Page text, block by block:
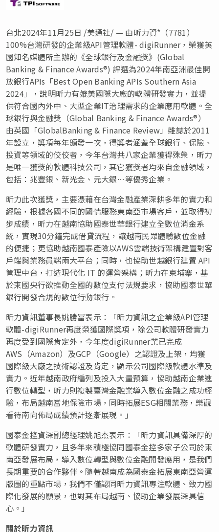
台北2024年11月25日 /美通社/ — 由昕力資*（7781）
100%台灣研發的企業級API管理軟體- digiRunner，榮獲英
國知名媒體所主辦的《全球銀行及金融獎》(Global
Banking & Finance Awards®) 評選為2024年南亞洲最佳開
放銀行APIs「Best Open Banking APIs Southern Asia
2024」，說明昕力有媲美國際大廠的軟體研發實力，並提
供符合國內外中、大型企業IT治理需求的企業應用軟體。全
球銀行與金融獎（Global Banking & Finance Awards®）
由英國「GlobalBanking & Finance Review」雜誌於2011
年設立，獎項每年頒發一次，得獎者涵蓋全球銀行、保險、
投資等領域的佼佼者，今年台灣共八家企業獲得殊榮，昕力
是唯一獲獎的軟體科技公司，其它獲獎者均來自金融領域，
包括：兆豐銀、新光金、元大銀…等優秀企業。
昕力此次獲獎，主要憑藉在台灣金融產業深耕多年的實力和
經驗，根據各國不同的國情服務東南亞市場客戶，並取得初
步成績，昕力在越南協助國泰世華銀行建立全數位消金系
統，實現30分鐘完成借貸流程，讓越南民眾體驗數位金融
的便捷；更協助越南國泰產險以AWS雲端技術架構建置對客
戶端與業務員端兩大平台；同時，也協助世越銀行建置 API
管理中台，打造現代化 IT 的運營架構；昕力在柬埔寨，基
於柬國央行欲推動全國的數位支付法規要求，協助國泰世華
銀行開發合規的數位行動銀行。
昕力資訊董事長姚勝冨表示：「昕力資訊之企業級API管理
軟體-digiRunner再度榮獲國際獎項，除公司軟體研發實力
再度受到國際肯定外，今年度digiRunner業已完成
AWS（Amazon）及GCP（Google）之認證及上架，均獲
國際級大廠之技術認證及肯定，顯示公司國際級軟體水準及
實力。近年越南政府編列及投入大量預算，協助越南企業進
行數位轉型，昕力則複製臺灣金融業導入數位金融之成功經
驗，布局越南當地保險市場，同時拓展ESG相關業務，樂觀
看待南向佈局成績預計逐漸展現。」
國泰金控資深副總經理姚旭杰表示：「昕力資訊具備深厚的
軟體研發實力，且多年來積極協同國泰金控多家子公司於東
南亞發展布局，導入數位轉型與數位金融開發應用，是我們
長期重要的合作夥伴。隨著越南成為國泰金拓展東南亞營運
版圖的重點市場，我們不僅認同昕力資訊專注軟體、致力國
際化發展的願景，也對其布局越南、協助企業發展深具信
心。」
關於昕力資訊